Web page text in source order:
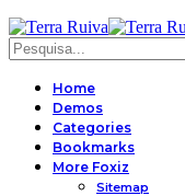
Home
Demos
Categories
Bookmarks
More Foxiz
Sitemap